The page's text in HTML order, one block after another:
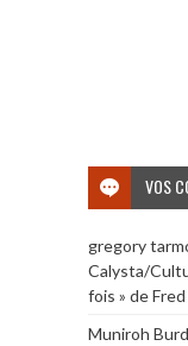
VOS
gregory
Calysta/
fois » de
Muniroh